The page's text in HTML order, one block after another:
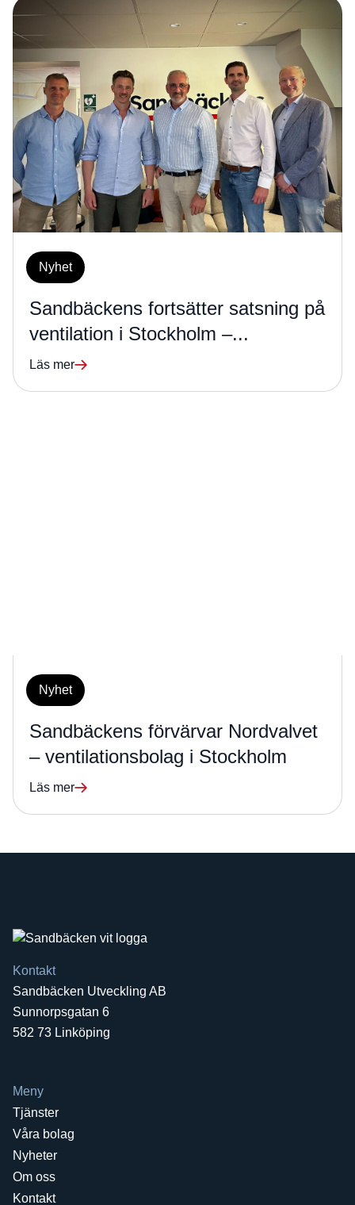
Nyhet
Sandbäckens fortsätter satsning på
ventilation i Stockholm –...
Läs mer
Nyhet
Sandbäckens förvärvar Nordvalvet
– ventilationsbolag i Stockholm
Läs mer
Kontakt
Sandbäcken Utveckling AB
Sunnorpsgatan 6
582 73 Linköping
Meny
Tjänster
Våra bolag
Nyheter
Om oss
Kontakt